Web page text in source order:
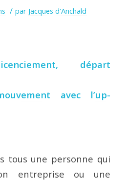
/ par Jacques d'Anchald
départ
avec l’up-
tous une personne qui
entreprise ou une